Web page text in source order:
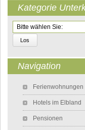
Kategorie
Zielseite
Navigation
Ferienwohnungen
Hotels im Elbland
Pensionen